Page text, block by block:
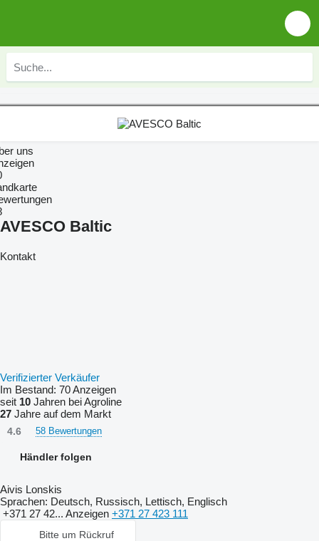
uns
AVESCO Baltic
Kontakt
Verifizierter Verkäufer
Im Bestand: 70 Anzeigen
seit 10 Jahren bei Agroline
27 Jahre auf dem Markt
4.6 58 Bewertungen
Händler folgen
Aivis Lonskis
Sprachen: Deutsch, Russisch, Lettisch, Englisch
+371 27 42... Anzeigen +371 27 423 111
Bitte um Rückruf